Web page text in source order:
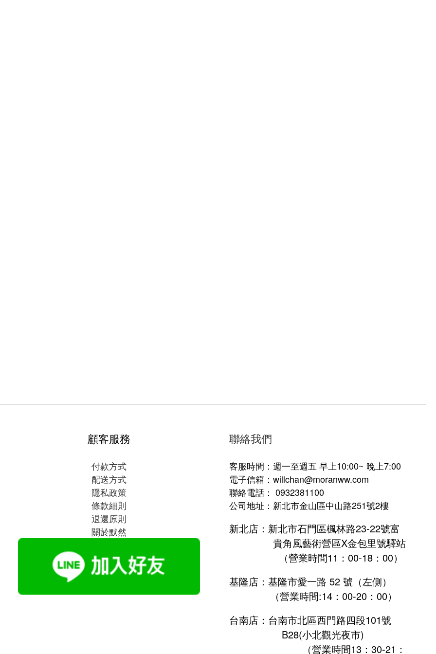
顧客服務
付款方式
配送方式
隱私政策
條款細則
退還原則
關於默然
聯絡我們
客服時間：週一至週五 早上10:00~ 晚上7:00
電子信箱：willchan@moranww.com
聯絡電話： 0932381100
公司地址：新北市金山區中山路251號2樓
新北店：新北市石門區楓林路23-22號富
貴角風藝術營區X金包里號驛站
（營業時間11：00-18：00）
基隆店：基隆市愛一路 52 號（左側）
（營業時間:14：00-20：00）
台南店：台南市北區西門路四段101號
B28(小北觀光夜市)
（營業時間13：30-21：